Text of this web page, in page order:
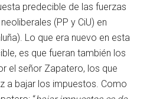
predecible de las fuerzas
(PP y CiU) en
Lo que era nuevo en esta
es que fueran también los
el señor Zapatero, los que
a bajar los impuestos. Como